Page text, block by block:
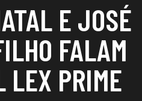
E JOSÉ
FALAM
LEX PRIME